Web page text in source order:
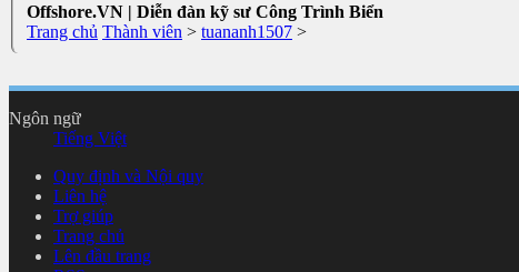
Offshore.VN | Diễn đàn kỹ sư Công Trình Biển
Trang chủ Thành viên > tuananh1507 >
Ngôn ngữ
Tiếng Việt
Quy định và Nội quy
Liên hệ
Trợ giúp
Trang chủ
Lên đầu trang